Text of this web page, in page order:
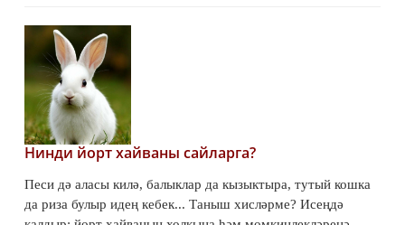
Нинди йорт хайваны сайларга?
Песи дә аласы килә, балыклар да кызыктыра, тутый кошка
да риза булыр идең кебек... Таныш хисләрме? Исеңдә